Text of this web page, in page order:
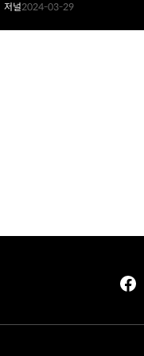
저널2024-03-29